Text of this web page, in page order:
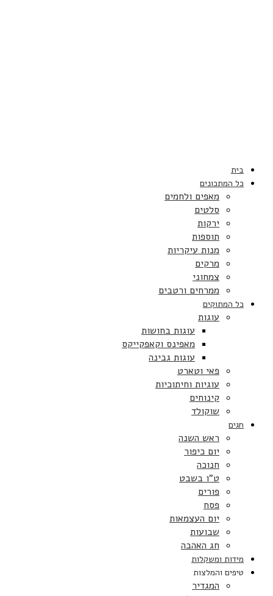
בית
כל המתכונים
מאפים ולחמים
סלטים
ירקות
תוספות
מנות עיקריות
מרקים
צמחוני
ממרחים ורטבים
כל המתוקים
עוגות
עוגות בחושות
מאפינס וקאפקייקס
עוגות גבינה
פאי וטארט
עוגיות וחיתוכיות
קינוחים
שוקולד
חגים
ראש השנה
יום כיפור
חנוכה
ט”ו בשבט
פורים
פסח
יום העצמאות
שבועות
חג האהבה
מידות ומשקלות
טיפים והמלצות
המגדיר